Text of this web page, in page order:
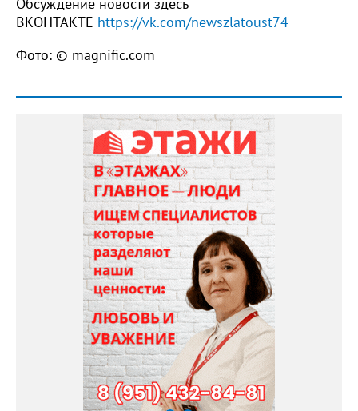
Обсуждение новости здесь
ВКОНТАКТЕ https://vk.com/newszlatoust74
Фото: © magnific.com